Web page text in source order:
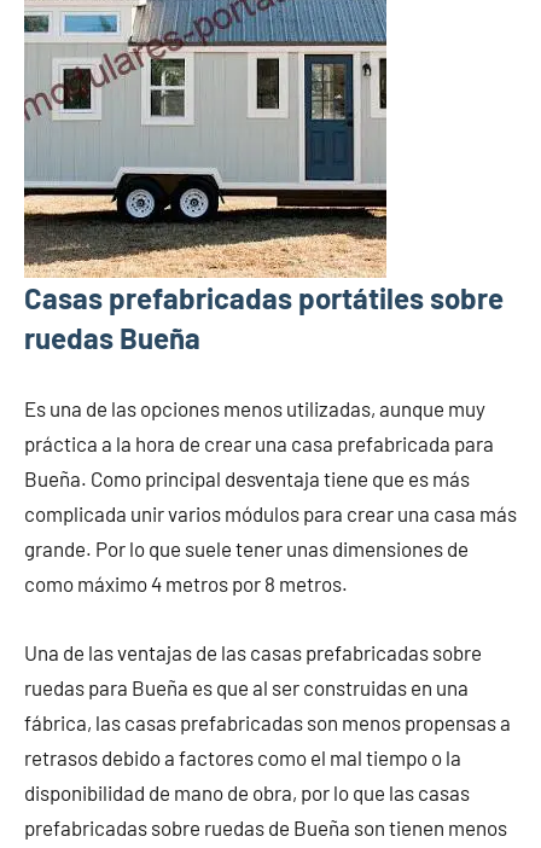
Casas prefabricadas portátiles sobre
ruedas Bueña
Es una de las opciones menos utilizadas, aunque muy
práctica a la hora de crear una casa prefabricada para
Bueña. Como principal desventaja tiene que es más
complicada unir varios módulos para crear una casa más
grande. Por lo que suele tener unas dimensiones de
como máximo 4 metros por 8 metros.
Una de las ventajas de las casas prefabricadas sobre
ruedas para Bueña es que al ser construidas en una
fábrica, las casas prefabricadas son menos propensas a
retrasos debido a factores como el mal tiempo o la
disponibilidad de mano de obra, por lo que las casas
prefabricadas sobre ruedas de Bueña son tienen menos